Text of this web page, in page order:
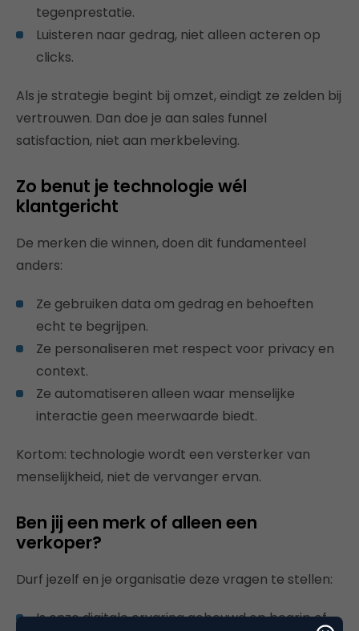
tegenprestatie.
Luisteren naar gedrag, niet alleen acteren op
clicks.
Als je strategie begint bij omzet, eindigt ze zelden bij
vertrouwen. Dan doe je aan sales funnel
satisfaction, niet aan merkbeleving.
Zo benut je technologie wél
klantgericht
De merken die winnen, doen dit fundamenteel
anders:
Ze gebruiken data om gedrag en behoeften
echt te begrijpen.
Ze personaliseren met respect voor privacy en
context.
Ze automatiseren alleen waar menselijke
interactie geen meerwaarde biedt.
Kortom: technologie wordt een versterker van
menselijkheid, niet de vervanger ervan.
Ben jij een merk of alleen een
verkoper?
Durf jezelf en je organisatie deze vragen te stellen:
Is onze digitale ervaring gebouwd op begrip of